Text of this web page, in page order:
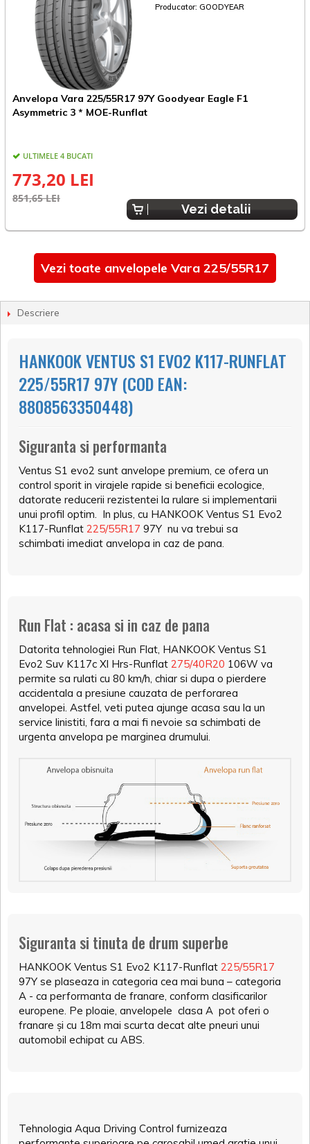
Producator: GOODYEAR
Anvelopa Vara 225/55R17 97Y Goodyear Eagle F1
Asymmetric 3 * MOE-Runflat
ULTIMELE 4 BUCATI
773,20 LEI
851,65 LEI
Vezi detalii
Vezi toate anvelopele Vara 225/55R17
Descriere
HANKOOK VENTUS S1 EVO2 K117-RUNFLAT
225/55R17 97Y (COD EAN:
8808563350448)
Siguranta si performanta
Ventus S1 evo2 sunt anvelope premium, ce ofera un
control sporit in virajele rapide si beneficii ecologice,
datorate reducerii rezistentei la rulare si implementarii
unui profil optim. In plus, cu HANKOOK Ventus S1 Evo2
K117-Runflat 225/55R17 97Y nu va trebui sa
schimbati imediat anvelopa in caz de pana.
Run Flat : acasa si in caz de pana
Datorita tehnologiei Run Flat, HANKOOK Ventus S1
Evo2 Suv K117c Xl Hrs-Runflat 275/40R20 106W va
permite sa rulati cu 80 km/h, chiar si dupa o pierdere
accidentala a presiune cauzata de perforarea
anvelopei. Astfel, veti putea ajunge acasa sau la un
service linistiti, fara a mai fi nevoie sa schimbati de
urgenta anvelopa pe marginea drumului.
Siguranta si tinuta de drum superbe
HANKOOK Ventus S1 Evo2 K117-Runflat 225/55R17
97Y se plaseaza in categoria cea mai buna – categoria
A - ca performanta de franare, conform clasificarilor
europene. Pe ploaie, anvelopele clasa A pot oferi o
franare și cu 18m mai scurta decat alte pneuri unui
automobil echipat cu ABS.
Tehnologia Aqua Driving Control furnizeaza